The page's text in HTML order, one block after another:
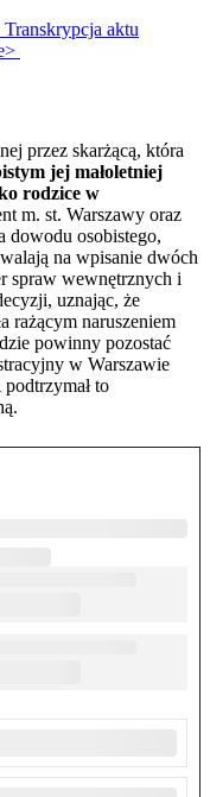
aktu
przez skarżącą, która
jej małoletniej
rodzice w
m. st. Warszawy oraz
osobistego,
na wpisanie dwóch
spraw wewnętrznych i
uznając, że
rażącym naruszeniem
powinny pozostać
w Warszawie
to